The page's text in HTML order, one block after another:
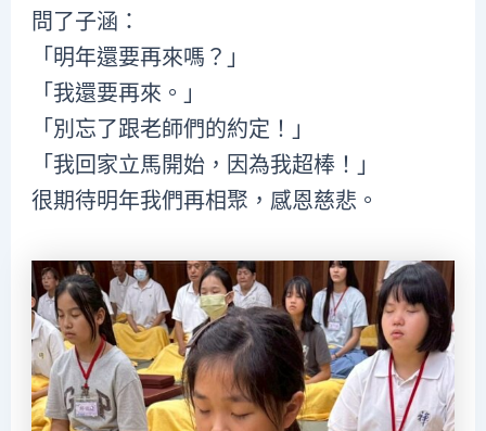
問了子涵：
「明年還要再來嗎？」
「我還要再來。」
「別忘了跟老師們的約定！」
「我回家立馬開始，因為我超棒！」
很期待明年我們再相聚，感恩慈悲。